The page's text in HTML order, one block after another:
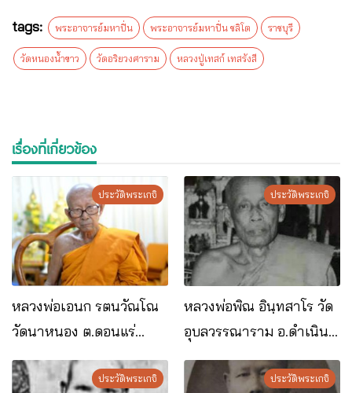
tags: พระอาจารย์มหาปิ่น พระอาจารย์มหาปิ่น ชลิโต ราชบุรี
วัดหนองน้ำขาว วัดอริยวงศาราม หลวงปู่เทสก์ เทสรังสี
เรื่องที่เกี่ยวข้อง
ประวัติพระเกจิ
หลวงพ่อเอนก รตนวัณโณ
วัดนาหนอง ต.ดอนแร่
อ.เมือง จ.ราชบุรี
ประวัติพระเกจิ
หลวงพ่อพิณ อินฺทสาโร วัด​
อุบล​วรรณาราม​ อ.ดำเนิน
งาน​สะดวก​ จ.ราชบุรี
ประวัติพระเกจิ ประวัติพระเกจิ